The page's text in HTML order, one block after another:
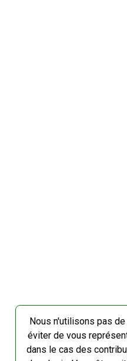
Nous n'utilisons pas
éviter de vous
dans le cas des